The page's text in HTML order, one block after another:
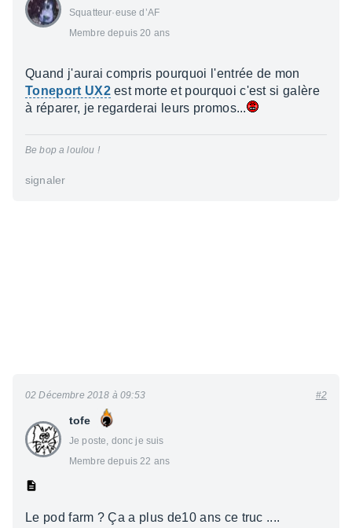
Squatteur·euse d’AF
Membre depuis 20 ans
Quand j'aurai compris pourquoi l'entrée de mon
Toneport UX2est morte et pourquoi c'est si galère
à réparer, je regarderai leurs promos...
Be bop a loulou !
signaler
tofe
Je poste, donc je suis
Membre depuis 22 ans
02 Décembre 2018 à 09:53 #2
Le pod farm ? Ça a plus de10 ans ce truc ....